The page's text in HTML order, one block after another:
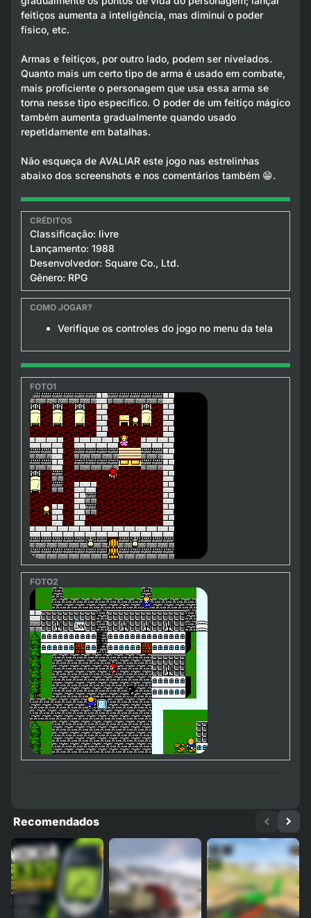
feitiços aumenta a inteligência, mas diminui o poder
físico, etc.
Armas e feitiços, por outro lado, podem ser nivelados.
Quanto mais um certo tipo de arma é usado em combate,
mais proficiente o personagem que usa essa arma se
torna nesse tipo específico. O poder de um feitiço mágico
também aumenta gradualmente quando usado
repetidamente em batalhas.
Não esqueça de AVALIAR este jogo nas estrelinhas
abaixo dos screenshots e nos comentários também 😁.
Classificação: livre
Lançamento: 1988
Desenvolvedor: Square Co., Ltd.
Gênero: RPG
Verifique os controles do jogo no menu da tela
Recomendados